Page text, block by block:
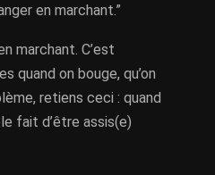
en marchant.”
marchant. C’est
quand on bouge, qu’on
retiens ceci : quand
fait d’être assis(e)